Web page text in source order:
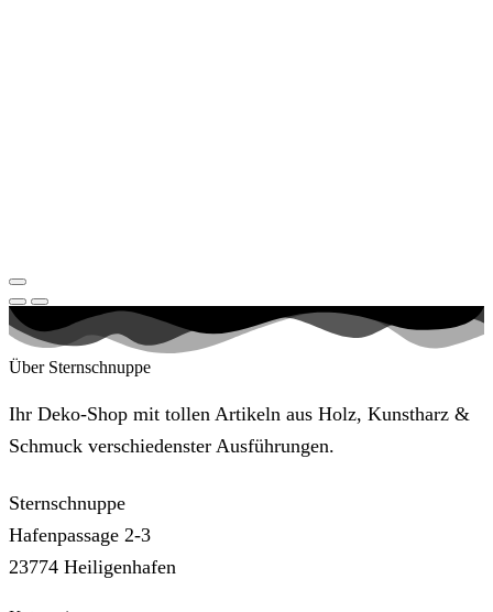
Über Sternschnuppe
Ihr Deko-Shop mit tollen Artikeln aus Holz, Kunstharz &
Schmuck verschiedenster Ausführungen.
Sternschnuppe
Hafenpassage 2-3
23774 Heiligenhafen